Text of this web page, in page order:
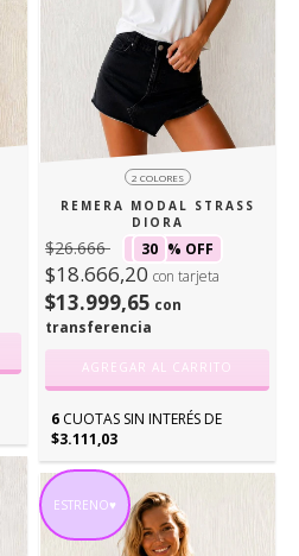
2 COLORES
REMERA MODAL STRASS
DIORA
$26.666 30 % OFF
$18.666,20 con tarjeta
$13.999,65 con
transferencia
AGREGAR AL CARRITO
6 CUOTAS SIN INTERÉS DE
$3.111,03
ESTRENO♥